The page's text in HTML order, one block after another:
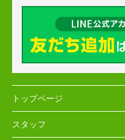
トップページ
スタッフ